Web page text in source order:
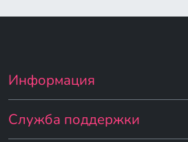
Информация
Служба поддержки